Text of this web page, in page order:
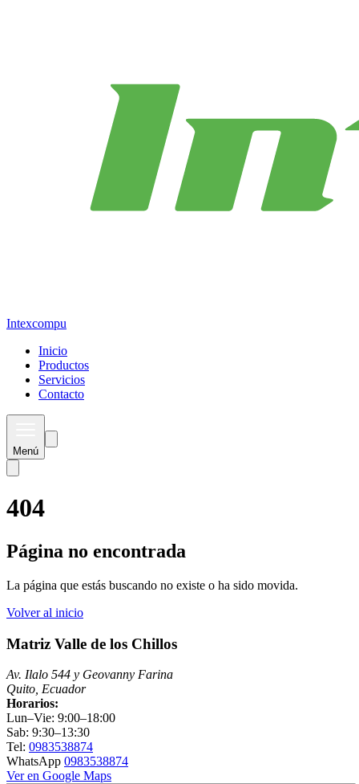
Intexcompu
Inicio
Productos
Servicios
Contacto
Menú
404
Página no encontrada
La página que estás buscando no existe o ha sido movida.
Volver al inicio
Matriz Valle de los Chillos
Av. Ilalo 544 y Geovanny Farina
Quito, Ecuador
Horarios:
Lun–Vie: 9:00–18:00
Sab: 9:30–13:30
Tel: 0983538874
WhatsApp 0983538874
Ver en Google Maps